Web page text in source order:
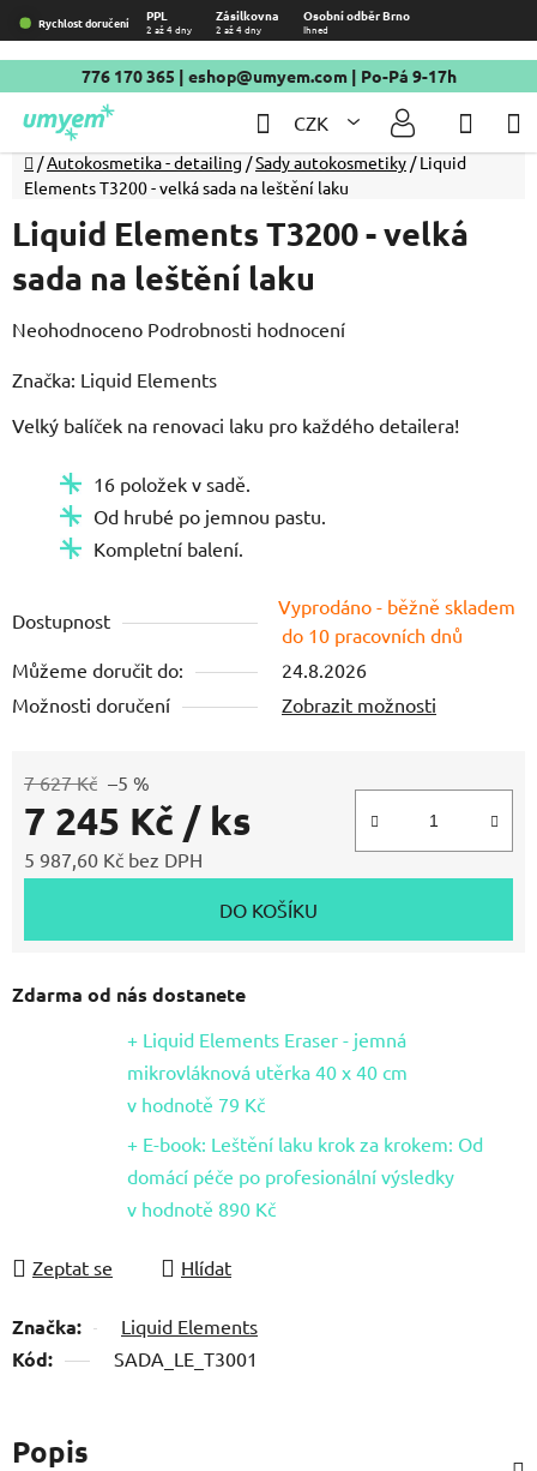
Přejít
na
obsah
Rychlost doručení PPL Zásilkovna Osobní odběr Brno
2 až 4 dny 2 až 4 dny Ihned
776 170 365 | eshop@umyem.com| Po-Pá 9-17h
CZK
Hledat
Domů
/Autokosmetika - detailing /Sady autokosmetiky / Liquid
Elements T3200 - velká sada na leštění laku
Velký balíček na renovaci laku pro každého detailera!
16 položek v sadě.
Od hrubé po jemnou pastu.
Kompletní balení.
Dostupnost
Vyprodáno - běžně skladem
do 10 pracovních dnů
Můžeme doručit do:
24.8.2026
Možnosti doručení
Zobrazit možnosti
7 627 Kč –5 %
7 245 Kč / ks
5 987,60 Kč bez DPH
DO KOŠÍKU
Zdarma od nás dostanete
+ Liquid Elements Eraser - jemná
mikrovláknová utěrka 40 x 40 cm
v hodnotě 79 Kč
+ E-book: Leštění laku krok za krokem: Od
domácí péče po profesionální výsledky
v hodnotě 890 Kč
Zeptat se Hlídat
Značka: Liquid Elements
Kód: SADA_LE_T3001
Liquid Elements T3200 - velká
sada na leštění laku
Průměrné
produktu
je
hvězdiček.
Neohodnoceno Podrobnosti hodnocení
Značka: Liquid Elements
Popis